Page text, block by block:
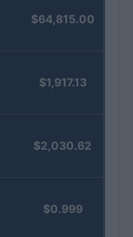
$64,815.00
$1,917.13
$2,030.62
$0.999